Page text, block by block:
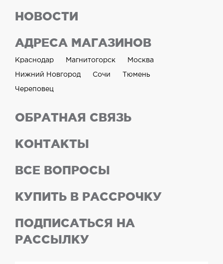
НОВОСТИ
АДРЕСА МАГАЗИНОВ
Краснодар Магнитогорск Москва
Нижний Новгород Сочи Тюмень
Череповец
ОБРАТНАЯ СВЯЗЬ
КОНТАКТЫ
ВСЕ ВОПРОСЫ
КУПИТЬ В РАССРОЧКУ
ПОДПИСАТЬСЯ НА
РАССЫЛКУ